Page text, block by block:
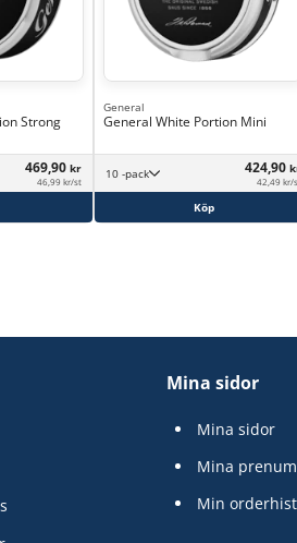
Strong
469,90 kr
46,99 kr/st
General
General White Portion Mini
10 -pack 424,90
42,49 kr/
Köp
Mina sidor
Mina sidor
Mina
Min